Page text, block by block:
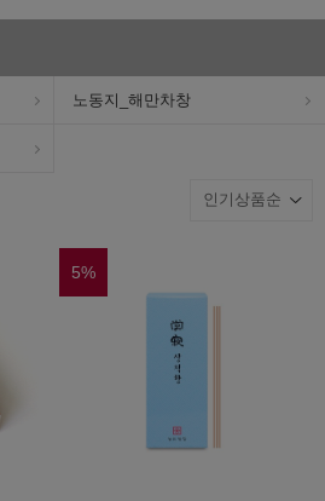
노동지_해만차창
5%